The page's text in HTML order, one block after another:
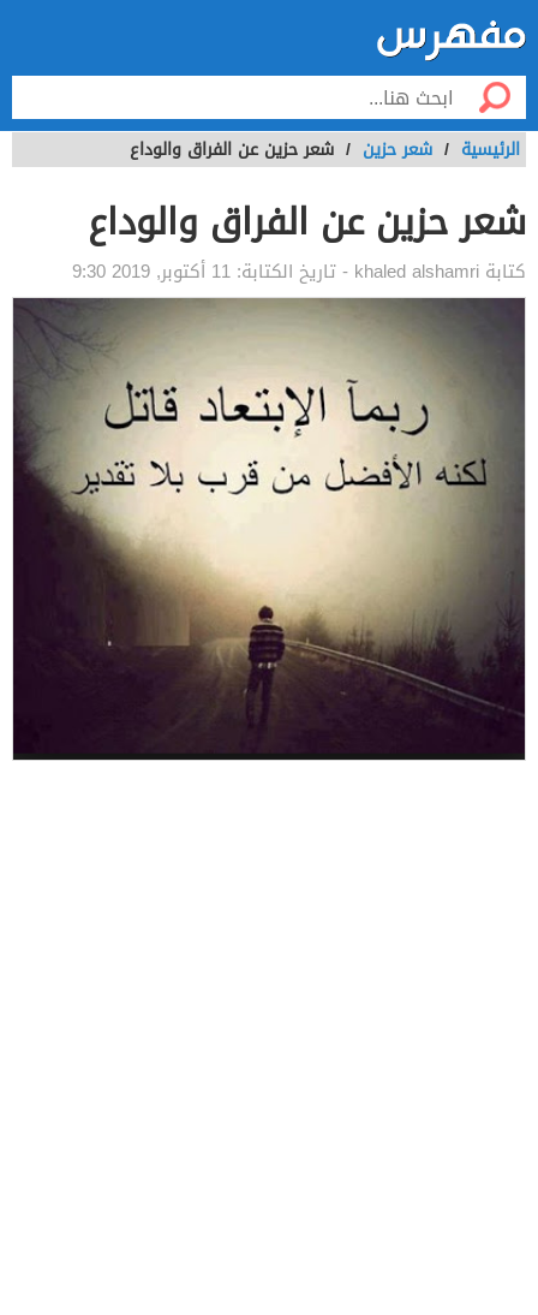
الرئيسية / شعر حزين / شعر حزين عن الفراق والوداع
شعر حزين عن الفراق والوداع
كتابة khaled alshamri - تاريخ الكتابة: 11 أكتوبر, 2019 9:30